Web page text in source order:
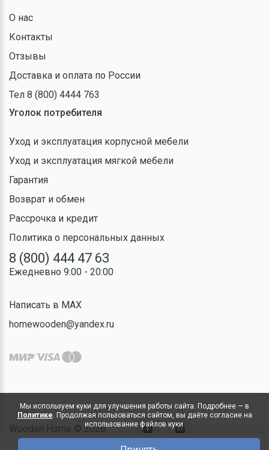
О нас
Контакты
Отзывы
Доставка и оплата по России
Тел 8 (800) 4444 763
Уголок потребителя
Уход и эксплуатация корпусной мебели
Уход и эксплуатация мягкой мебели
Гарантия
Возврат и обмен
Рассрочка и кредит
Политика о персональных данных
8 (800) 444 47 63
Ежедневно 9:00 - 20:00
Написать в MAX
homewooden@yandex.ru
Wooden Home © 2026
Мы используем куки для улучшения работы сайта. Подробнее — в
Политике. Продолжая пользоваться сайтом, вы даёте согласие на
использование файлов куки.